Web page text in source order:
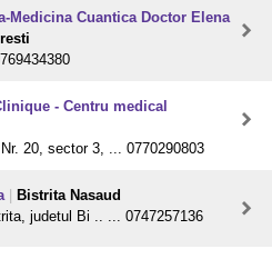
Medicina Cuantica Doctor Elena
- Centru medical
20, sector 3, ... 0770290803
Bistrita Nasaud
judetul Bi .. ... 0747257136